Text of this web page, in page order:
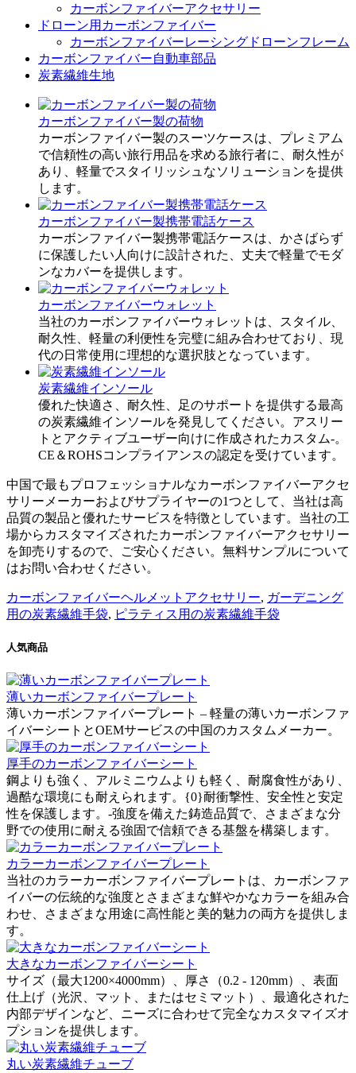
カーボンファイバーアクセサリー
ドローン用カーボンファイバー
カーボンファイバーレーシングドローンフレーム
カーボンファイバー自動車部品
炭素繊維生地
カーボンファイバー製の荷物
カーボンファイバー製のスーツケースは、プレミアム
で信頼性の高い旅行用品を求める旅行者に、耐久性が
あり、軽量でスタイリッシュなソリューションを提供
します。
カーボンファイバー製携帯電話ケース
カーボンファイバー製携帯電話ケースは、かさばらず
に保護したい人向けに設計された、丈夫で軽量でモダ
ンなカバーを提供します。
カーボンファイバーウォレット
当社のカーボンファイバーウォレットは、スタイル、
耐久性、軽量の利便性を完璧に組み合わせており、現
代の日常使用に理想的な選択肢となっています。
炭素繊維インソール
優れた快適さ、耐久性、足のサポートを提供する最高
の炭素繊維インソールを発見してください。アスリー
トとアクティブユーザー向けに作成されたカスタム-。
CE＆ROHSコンプライアンスの認定を受けています。
中国で最もプロフェッショナルなカーボンファイバーアクセ
サリーメーカーおよびサプライヤーの1つとして、当社は高
品質の製品と優れたサービスを特徴としています。当社の工
場からカスタマイズされたカーボンファイバーアクセサリー
を卸売りするので、ご安心ください。無料サンプルについて
はお問い合わせください。
カーボンファイバーヘルメットアクセサリー, ガーデニング
用の炭素繊維手袋, ピラティス用の炭素繊維手袋
人気商品
薄いカーボンファイバープレート
薄いカーボンファイバープレート – 軽量の薄いカーボンファ
イバーシートとOEMサービスの中国のカスタムメーカー。
厚手のカーボンファイバーシート
鋼よりも強く、アルミニウムよりも軽く、耐腐食性があり、
過酷な環境にも耐えられます。{0}耐衝撃性、安全性と安定
性を保護します。-強度を備えた鋳造品質で、さまざまな分
野での使用に耐える強固で信頼できる基盤を構築します。
カラーカーボンファイバープレート
当社のカラーカーボンファイバープレートは、カーボンファ
イバーの伝統的な強度とさまざまな鮮やかなカラーを組み合
わせ、さまざまな用途に高性能と美的魅力の両方を提供しま
す。
大きなカーボンファイバーシート
サイズ（最大1200×4000mm）、厚さ（0.2 - 120mm）、表面
仕上げ（光沢、マット、またはセミマット）、最適化された
内部デザインなど、ニーズに合わせて完全なカスタマイズオ
プションを提供します。
丸い炭素繊維チューブ